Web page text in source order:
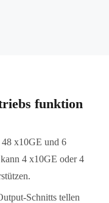
funktion
x10GE und 6
4 x10GE oder 4
Schnitts tellen